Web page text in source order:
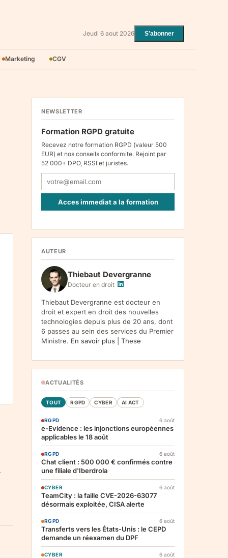
Jeudi 6 aout 2026 S'abonner
Marketing CGV
NEWSLETTER
Formation RGPD gratuite
Recevez notre formation RGPD (valeur 500
EUR) et nos conseils conformite. Rejoint par
52 000+ DPO, RSSI et juristes.
Acces immediat a la formation
1107, Vilnius, LT-05120, Lituanie. Finalite :
inscription a la newsletter et reception de nos
(art. 6.1.a RGPD). Destinataires : le
responsable du traitement, AWS
(hebergement), Amazon SES (envoi des
emails). Conservation : jusqu'a desinscription.
Droits : acces, rectification, effacement,
limitation, opposition, portabilite -- exercez
vos droits via notre . Reclamation :.
AUTEUR
Thiebaut Devergranne
Docteur en droit
Thiebaut Devergranne est docteur en
droit et expert en droit des nouvelles
technologies depuis plus de 20 ans, dont
6 passes au sein des services du Premier
Ministre. En savoir plus These
ACTUALITÉS
TOUT RGPD CYBER AI ACT
RGPD 6 août
e-Evidence : les injonctions européennes
applicables le 18 août
RGPD 6 août
Chat client : 500 000 € confirmés contre
une filiale d'Iberdrola
CYBER 6 août
TeamCity : la faille CVE-2026-63077
désormais exploitée, CISA alerte
RGPD 6 août
Transferts vers les États-Unis : le CEPD
demande un réexamen du DPF
CYBER 6 août